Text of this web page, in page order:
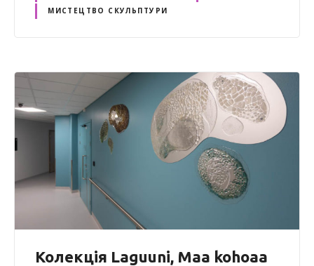
МИСТЕЦТВО СКУЛЬПТУРИ
Колекція Laguuni, Maa kohoaa